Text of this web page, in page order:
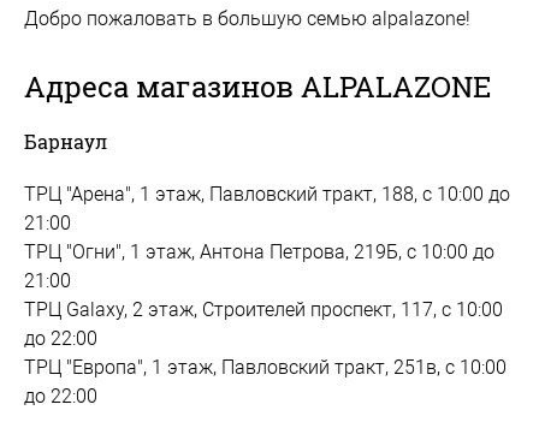
Добро пожаловать в большую семью alpalazone!
Адреса магазинов ALPALAZONE
Барнаул
ТРЦ "Арена", 1 этаж, Павловский тракт, 188, с 10:00 до
21:00
ТРЦ "Огни", 1 этаж, Антона Петрова, 219Б, с 10:00 до
21:00
ТРЦ Galaxy, 2 этаж, Строителей проспект, 117, с 10:00
до 22:00
ТРЦ "Европа", 1 этаж, Павловский тракт, 251в, с 10:00
до 22:00